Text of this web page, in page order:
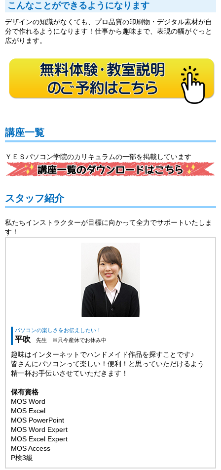
こんなことができるようになります
デザインの知識がなくても、プロ品質の印刷物・デジタル素材が自
分で作れるようになります！仕事から趣味まで、表現の幅がぐっと
広がります。
講座一覧
ＹＥＳパソコン学院のカリキュラムの一部を掲載しています
スタッフ紹介
私たちインストラクターが目標に向かって全力でサポートいたしま
す！
パソコンの楽しさをお伝えしたい！
平吹 先生 ※只今産休でお休み中
趣味はインターネットでハンドメイド作品を探すことです♪
皆さんにパソコンって楽しい！便利！と思っていただけるよう
精一杯お手伝いさせていただきます！
保有資格
MOS Word
MOS Excel
MOS PowerPoint
MOS Word Expert
MOS Excel Expert
MOS Access
P検3級